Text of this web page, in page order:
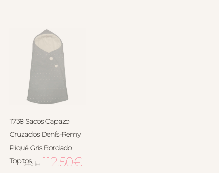
1738 Sacos Capazo
Cruzados Denís-Remy
Piqué Gris Bordado
Topitos
Desde: 112.50€